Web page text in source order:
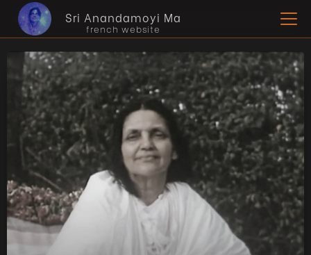
Sri Anandamoyi Ma
french website